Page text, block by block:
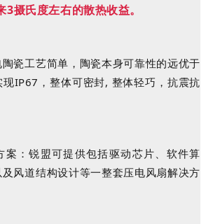
摄氏度左右的散热收益。
瓷工艺简单，陶瓷本身可靠性的远优于
现IP67，整体可密封, 整体轻巧，抗震抗
案：锐盟可提供包括驱动芯片、软件算
风道结构设计等一整套压电风扇解决方